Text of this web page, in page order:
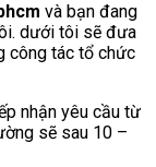
và bạn đang
dưới tôi sẽ đưa
công tác tổ chức
nhận yêu cầu từ
sẽ sau 10 –